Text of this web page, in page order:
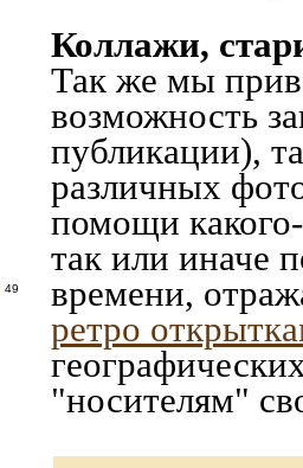
49
Коллажи,
Так же мы
возможность
публикации),
различных
помощи
так или иначе
времени,
ретро
"носителям"